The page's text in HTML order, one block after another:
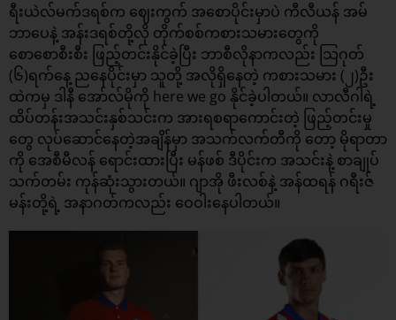
ရီးယဲလ်မက်ဒရစ်က ဈေးကွက် အစောပိုင်းမှာပဲ ကီလီယန် အမ်
ဘာပေနဲ့ အန်းဒရစ်တို့လို တိုက်စစ်ကစားသမားတွေကို
စောစောစီးစီး ဖြည့်တင်းနိုင်ခဲ့ပြီး ဘာစီလိုနာကလည်း သြဂုတ်
(၆)ရက်နေ့ ညနေပိုင်းမှာ သူတို့ အလိုရှိနေတဲ့ ကစားသမား (၂)ဦး
ထဲကမှ ဒါနီ အော်လ်မိုကို here we go နိုင်ခဲ့ပါတယ်။ လာလီဂါရဲ့
ထိပ်တန်းအသင်းနှစ်သင်းက အားရစရာကောင်းတဲ့ ဖြည့်တင်းမှု
တွေ လုပ်ဆောင်နေတဲ့အချိန်မှာ အသက်လက်တီကို တော့ မိုရာတာ
ကို အေစီမီလန် ရောင်းထားပြီး မန်ဖစ် ဒီပိုင်းက အသင်းနဲ့ စာချုပ်
သက်တမ်း ကုန်ဆုံးသွားတယ်။ ဂျာအို ဖီးလစ်နဲ့ အန်ထရန် ဂရီးဇ်
မန်းတို့ရဲ့ အနာဂတ်ကလည်း ဝေဝါးနေပါတယ်။